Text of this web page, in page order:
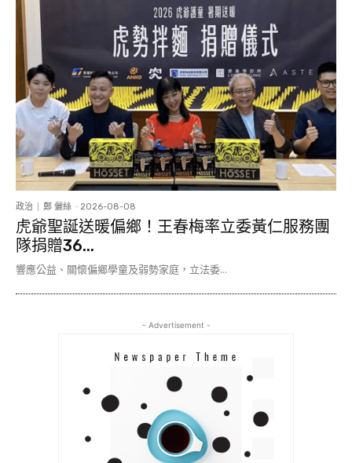
政治 鄭 儷絲 - 2026-08-08
虎爺聖誕送暖偏鄉！王春梅率立委黃仁服務團
隊捐贈36...
響應公益、關懷偏鄉學童及弱勢家庭，立法委...
- Advertisement -